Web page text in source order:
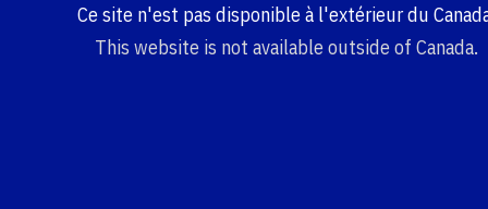
Ce site n'est pas disponible à l'extérieur du
This website is not available outside of Canada.